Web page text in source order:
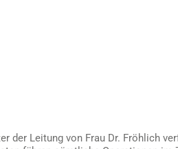
der Leitung von Frau Dr. Fröhlich